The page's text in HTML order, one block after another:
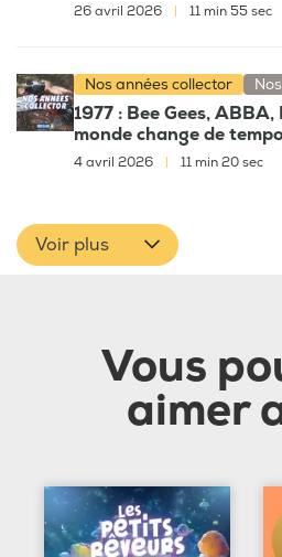
26 avril 2026 | 11 min 55 sec
Nos années collector
1977 : Bee Gees,
monde change de tempo
4 avril 2026 11 min 20 sec
Voir plus
Vous
aimer